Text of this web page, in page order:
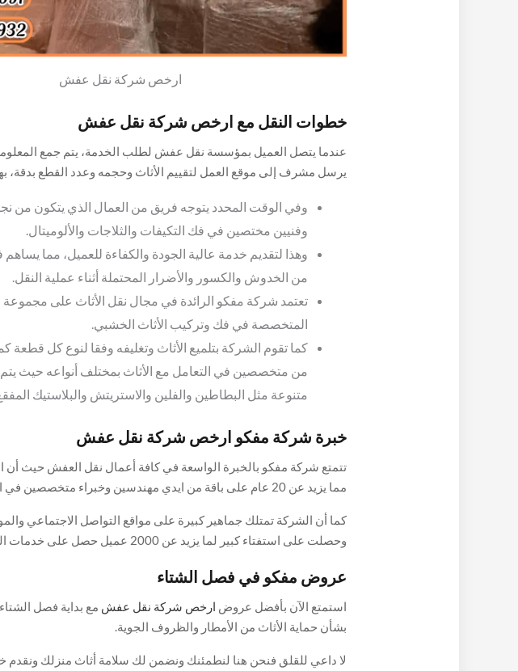
ارخص شركة نقل عفش
خطوات النقل مع ارخص شركة نقل عفش
عندما يتصل العميل بمؤسسة نقل عفش لطلب الخدمة، يتم جمع
يرسل مشرف إلى موقع العمل لتقييم الأثاث وحجمه وعدد القطع بدقة،
وفي الوقت المحدد يتوجه فريق من العمال الذي يتكون من
وفنيين مختصين في فك التكيفات والثلاجات والألوميتال.
وهذا لتقديم خدمة عالية الجودة والكفاءة للعميل، مما
من الخدوش والكسور والأضرار المحتملة أثناء عملية النقل.
تعتمد شركة مفكو الرائدة في مجال نقل الأثاث على مجموعة
المتخصصة في فك وتركيب الأثاث الخشبي.
كما تقوم الشركة بتلميع الأثاث وتغليفه وفقا لنوع كل قطعة
من متخصصين في التعامل مع الأثاث بمختلف أنواعه حيث
متنوعة مثل البطاطين والفلين والاستريتش والبلاستيك
خبرة شركة مفكو ارخص شركة نقل عفش
تتمتع شركة مفكو بالخبرة الواسعة في كافة أعمال نقل العفش حيث أن
مما يزيد عن 20 عام على باقة من ايدي مهندسين وخبراء متخصصين
كما أن الشركة تمتلك جماهير كبيرة على مواقع التواصل الاجتماعي
وحصلت على استفتاء كبير لما يزيد عن 2000
التي تصل الى 20 عام مثلما ذكرنا سابقا.
عروض مفكو في فصل الشتاء
استمتع الآن بأفضل عروض ارخص شركة نقل عفش مع بداية فصل
بشأن حماية الأثاث من الأمطار والظروف الجوية.
لا داعي للقلق فنحن هنا لنطمئنك ونضمن لك سلامة أثاث منزلك